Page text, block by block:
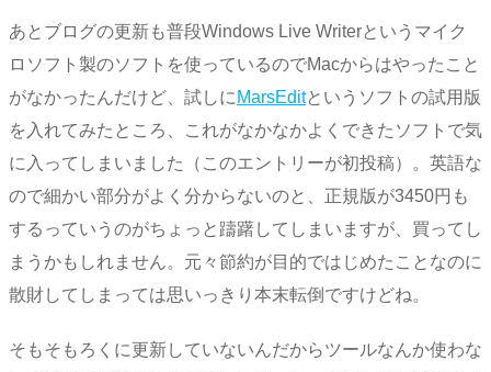
あとブログの更新も普段Windows Live Writerというマイク
ロソフト製のソフトを使っているのでMacからはやったこと
がなかったんだけど、試しに MarsEditというソフトの試用版
を入れてみたところ、これがなかなかよくできたソフトで気
に入ってしまいました（このエントリーが初投稿）。英語な
ので細かい部分がよく分からないのと、正規版が3450円も
するっていうのがちょっと躊躇してしまいますが、買ってし
まうかもしれません。元々節約が目的ではじめたことなのに
散財してしまっては思いっきり本末転倒ですけどね。
そもそもろくに更新していないんだからツールなんか使わな